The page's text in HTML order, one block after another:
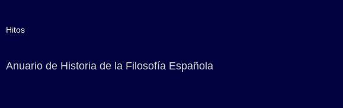
Hitos
Anuario de Historia de la Filosofía Española